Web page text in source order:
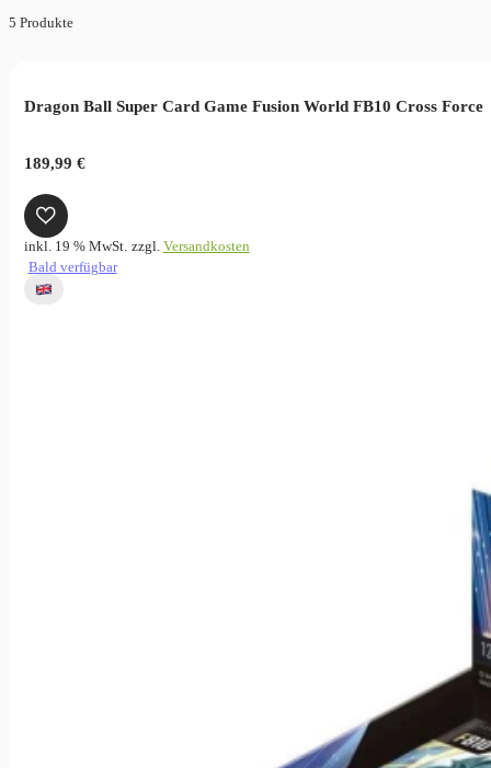
5 Produkte
Dragon Ball Super Card Game Fusion World FB10 Cross Force
189,99 €
inkl. 19 % MwSt. zzgl. Versandkosten
Bald verfügbar